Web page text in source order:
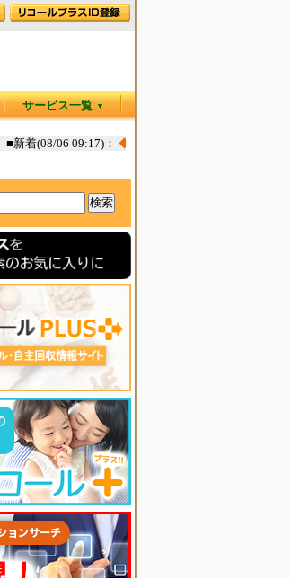
サービス一覧 ▼
■新着(08/06 09:17)：◆お肉屋さんのコロッケ 一部(え